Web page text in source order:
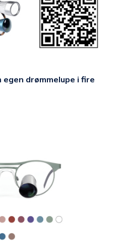
egen drømmelupe i fire